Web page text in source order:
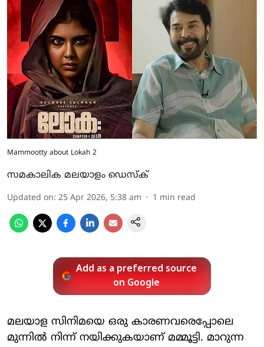
Mammootty about Lokah 2
സമകാലിക മലയാളം ഡെസ്ക്
Updated on: 25 Apr 2026, 5:38 am 1 min read
Add as a preferred source
on Google
മലയാള സിനിമയെ ഒരു കാരണവരെപ്പോലെ
മുന്നില്‍ നിന്ന് നയിക്കുകയാണ് മമ്മൂട്ടി. മാറുന്ന